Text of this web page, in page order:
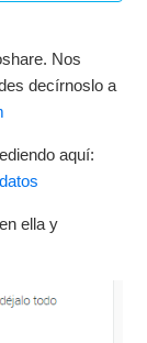
Nos
decírnoslo a
aquí:
ella y